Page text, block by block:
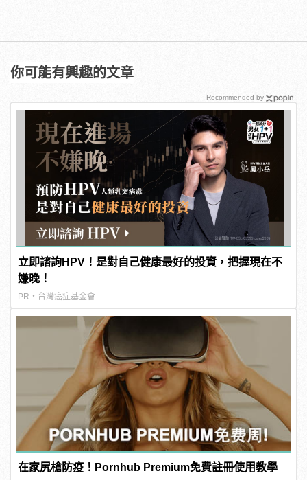
你可能有興趣的文章
立即諮詢HPV！是對自己健康最好的投資，把握現在不
嫌晚！
PR・台灣癌症基金會
在家尻槍防疫！Pornhub Premium免費註冊使用教學
Recommended by